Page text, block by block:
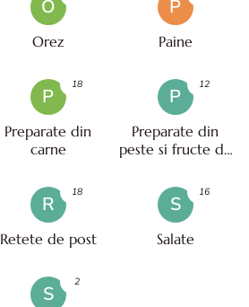
O
Orez
P
Paine
P
Preparate din
carne
18
P
Preparate din
peste si fructe de
12
R
Retete de post
18
S
Salate
16
S
2